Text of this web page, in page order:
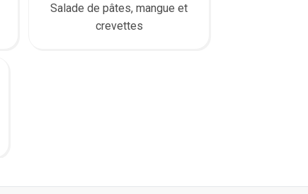
Salade de pâtes, mangue et
crevettes